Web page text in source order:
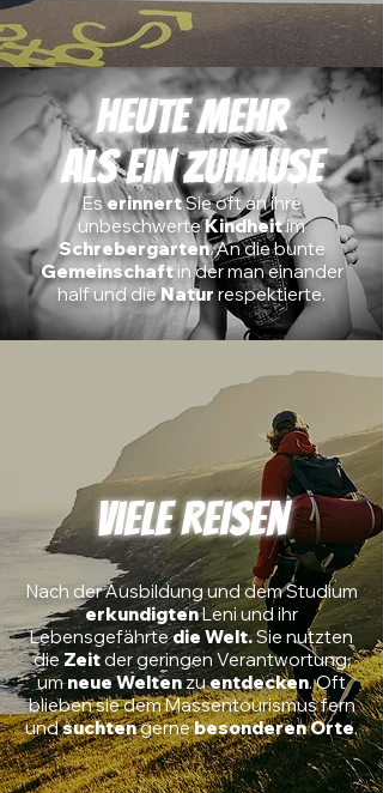
Heute mehr
als ein Zuhause
EserinnertSie oft an ihre
unbeschwerteKindheitim
Schrebergarten. An die bunte
Gemeinschaftin der man einander
half und dieNaturrespektierte.
Viele Reisen
Nach derAusbildungund demStudium
erkundigtenLeni und ihr
Lebensgefährtedie Welt.Sie nutzten
dieZeitder geringen Verantwortung,
umneue Weltenzuentdecken. Oft
blieben sie dem Massentourismus fern
undsuchtengernebesonderenOrte.